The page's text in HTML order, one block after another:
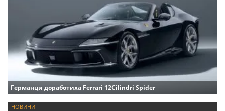
Германци доработиха Ferrari 12Cilindri Spider
НОВИНИ